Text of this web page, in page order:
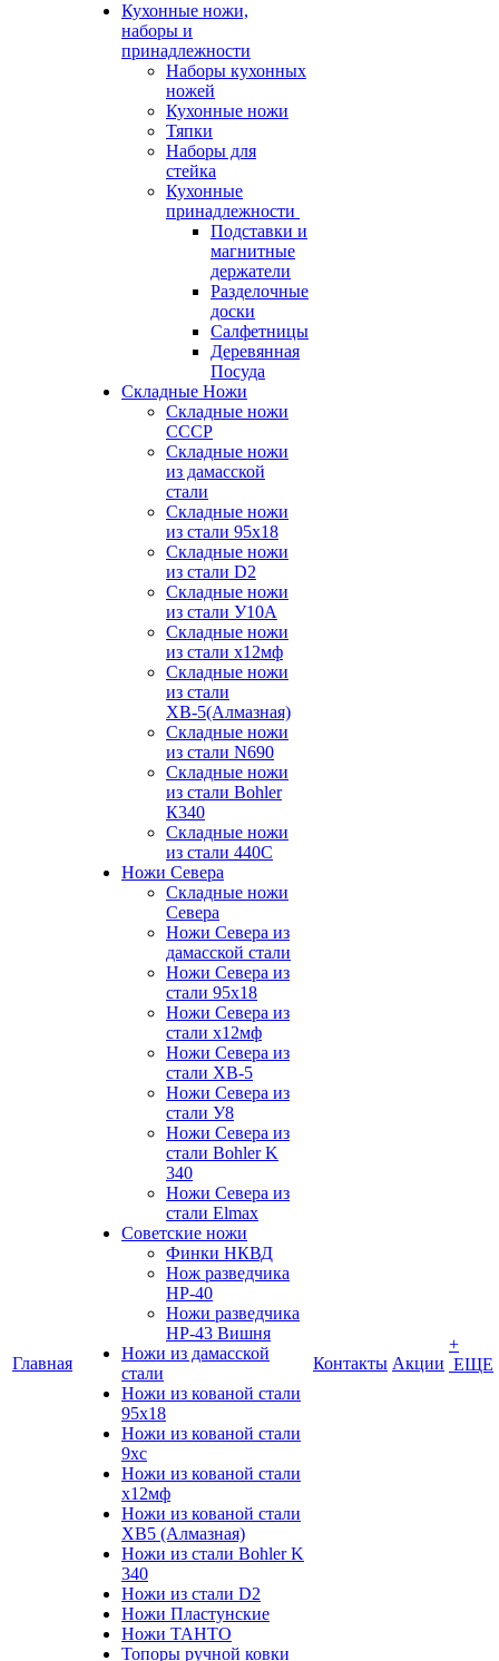
Главная
Кухонные ножи,
наборы и
принадлежности
Наборы кухонных
ножей
Кухонные ножи
Тяпки
Наборы для
стейка
Кухонные
принадлежности
Подставки и
магнитные
держатели
Разделочные
доски
Салфетницы
Деревянная
Посуда
Складные Ножи
Cкладные ножи
СССР
Складные ножи
из дамасской
стали
Складные ножи
из стали 95х18
Складные ножи
из стали D2
Складные ножи
из стали У10А
Складные ножи
из стали х12мф
Складные ножи
из стали
ХВ-5(Алмазная)
Складные ножи
из стали N690
Складные ножи
из стали Bohler
К340
Складные ножи
из стали 440С
Ножи Севера
Складные ножи
Севера
Ножи Севера из
дамасской стали
Ножи Севера из
стали 95х18
Ножи Севера из
стали х12мф
Ножи Севера из
стали ХВ-5
Ножи Севера из
стали У8
Ножи Севера из
стали Bohler K
340
Ножи Севера из
стали Elmax
Советские ножи
Финки НКВД
Нож разведчика
НР-40
Ножи разведчика
НР-43 Вишня
Ножи из дамасской
стали
Ножи из кованой стали
95х18
Ножи из кованой стали
9хс
Ножи из кованой стали
х12мф
Ножи из кованой стали
ХВ5 (Алмазная)
Ножи из стали Bohler K
340
Ножи из стали D2
Ножи Пластунские
Ножи ТАНТО
Топоры ручной ковки
Контакты Акции
+
ЕЩЕ